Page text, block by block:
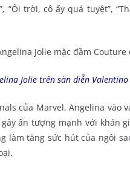
“Ôi trời, cô ấy quá tuyệt”,
Jolie trên sàn diễn
của Marvel, Angelina vào
ấn tượng mạnh với khán
làm tăng sức hút của ngôi